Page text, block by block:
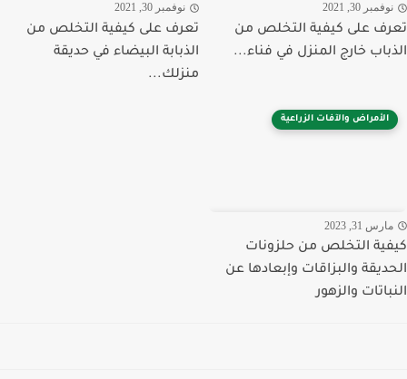
30, 2021
على كيفية التخلص من
خارج المنزل في فناء...
نوفمبر 30, 2021
تعرف على كيفية التخلص من
الذبابة البيضاء في حديقة
منزلك...
الأمراض والآفات الزراعية
31, 2023
التخلص من حلزونات
والبزاقات وإبعادها عن
والزهور